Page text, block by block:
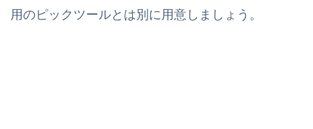
用のピックツールとは別に用意しましょう。